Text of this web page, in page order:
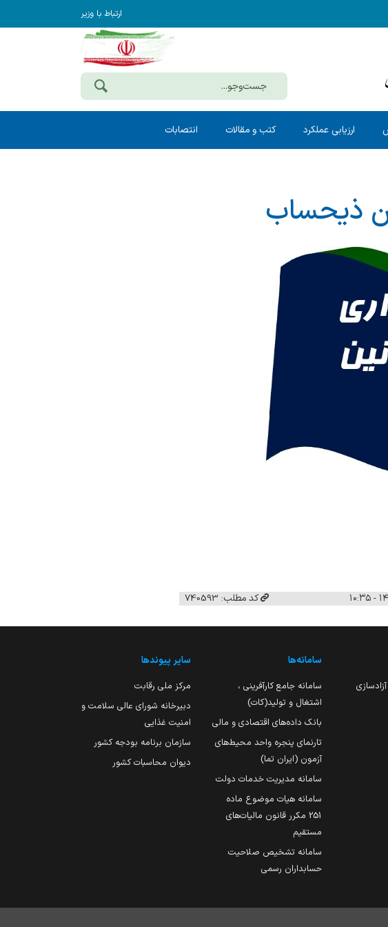
ارتباط با وزیر
ارزیابی عملکرد کتب و مقالات انتصابات
ذیحساب
کد مطلب: 740593
سامانه‌ها
سامانه جامع کارآفرینی ،
اشتغال و تولید(کات)
بانک داده‌های اقتصادی و مالی
تارنمای پنجره واحد محیط‌های
آزمون (ایران تما)
سامانه مدیریت خدمات دولت
سامانه هیات موضوع ماده
251 مکرر قانون مالیات‌های
مستقیم
سامانه تشخیص صلاحیت
حسابداران رسمی
سایر پیوندها
مرکز ملی رقابت
دبیرخانه شورای عالی سلامت و
امنیت غذایی
سازمان برنامه بودجه کشور
دیوان محاسبات کشور